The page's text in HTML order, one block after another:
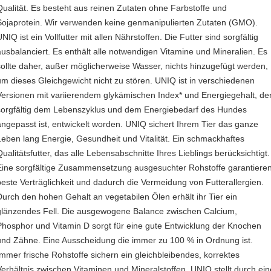
Es besteht aus reinen Zutaten ohne Farbstoffe und
Wir verwenden keine genmanipulierten Zutaten (GMO).
ist ein Vollfutter mit allen Nährstoffen. Die Futter sind sorgfältig
Es enthält alle notwendigen Vitamine und Mineralien. Es
daher, außer möglicherweise Wasser, nichts hinzugefügt werden,
dieses Gleichgewicht nicht zu stören. UNIQ ist in verschiedenen
mit variierendem glykämischen Index* und Energiegehalt,
dem Lebenszyklus und dem Energiebedarf des Hundes
ist, entwickelt worden. UNIQ sichert Ihrem Tier das ganze
lang Energie, Gesundheit und Vitalität. Ein schmackhaftes
das alle Lebensabschnitte Ihres Lieblings berücksichtigt.
sorgfältige Zusammensetzung ausgesuchter Rohstoffe garantieren
Verträglichkeit und dadurch die Vermeidung von Futterallergien.
den hohen Gehalt an vegetabilen Ölen erhält ihr Tier ein
Fell. Die ausgewogene Balance zwischen Calcium,
und Vitamin D sorgt für eine gute Entwicklung der Knochen
Zähne. Eine Ausscheidung die immer zu 100 % in Ordnung ist.
frische Rohstoffe sichern ein gleichbleibendes, korrektes